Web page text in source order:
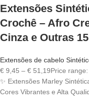
Extensões
Crochê – Afro
Cinza e Outras
Extensões de cabelo
€ 9,45 – € 51,19Price
✨ Extensões Marley
Cores Vibrantes e Alta